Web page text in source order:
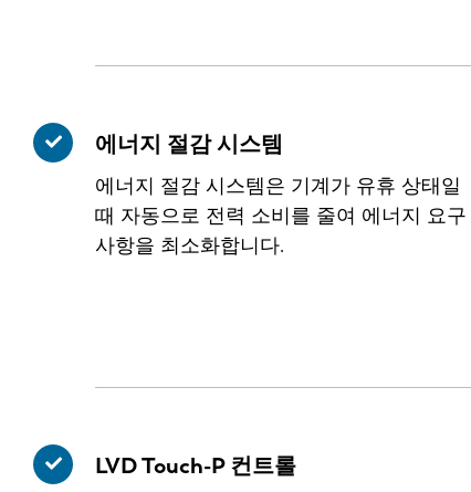
에너지 절감 시스템
에너지 절감 시스템은 기계가 유휴 상태일
때 자동으로 전력 소비를 줄여 에너지 요구
사항을 최소화합니다.
LVD Touch-P 컨트롤